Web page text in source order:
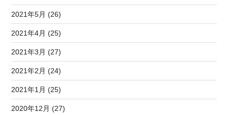
2021年5月 (26)
2021年4月 (25)
2021年3月 (27)
2021年2月 (24)
2021年1月 (25)
2020年12月 (27)